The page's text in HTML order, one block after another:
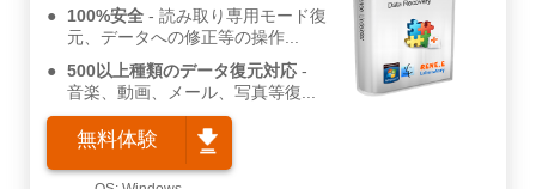
100%安全
読み取り専用モード復
元、データへの修正等の操作...
500以上種類のデータ復元対応
音楽、動画、メール、写真等復...
無料体験